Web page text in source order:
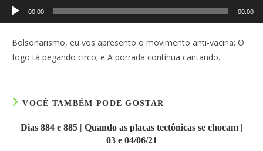
Tocador
de
00:00 00:00
Bolsonarismo, eu vos apresento o movimento anti-vacina; O
fogo tá pegando circo; e A porrada continua cantando.
VOCÊ TAMBÉM PODE GOSTAR
Dias 884 e 885 | Quando as placas tectônicas se chocam |
03 e 04/06/21